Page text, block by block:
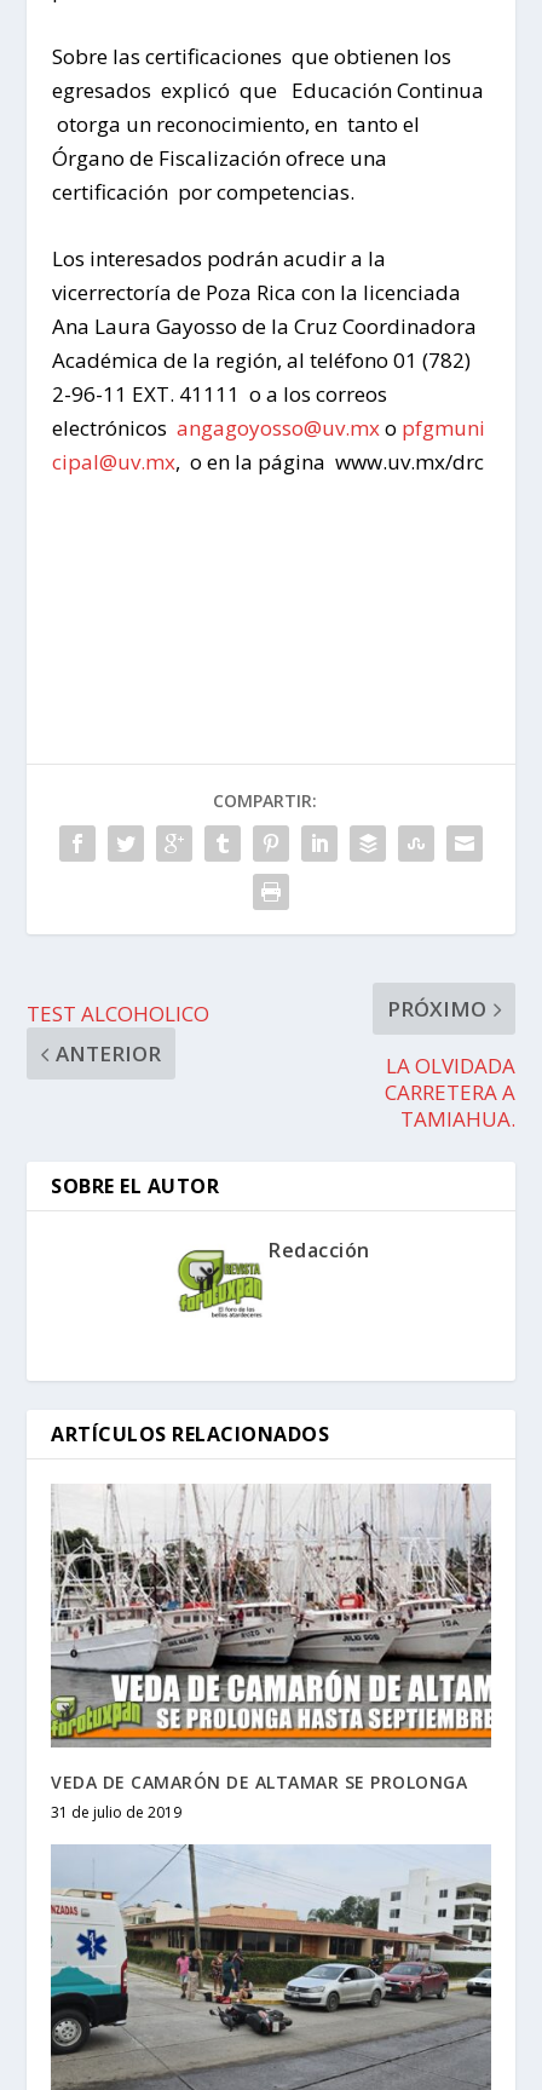
Sobre las certificaciones que obtienen los
egresados explicó que Educación Continua
otorga un reconocimiento, en tanto el
Órgano de Fiscalización ofrece una
certificación por competencias.
Los interesados podrán acudir a la
vicerrectoría de Poza Rica con la licenciada
Ana Laura Gayosso de la Cruz Coordinadora
Académica de la región, al teléfono 01 (782)
2-96-11 EXT. 41111 o a los correos
electrónicos angagoyosso@uv.mxo pfgmuni
cipal@uv.mx, o en la página www.uv.mx/drc
COMPARTIR:
TEST ALCOHOLICO
ANTERIOR
PRÓXIMO
LA OLVIDADA
CARRETERA A
TAMIAHUA.
SOBRE EL AUTOR
Redacción
ARTÍCULOS RELACIONADOS
VEDA DE CAMARÓN DE ALTAMAR SE PROLONGA
31 de julio de 2019